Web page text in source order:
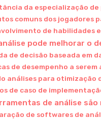
da especialização de
comuns dos jogadores
de habilidades
pode melhorar o
de decisão baseada em
de desempenho a
análises para otimização
de caso de
de análise
de softwares de